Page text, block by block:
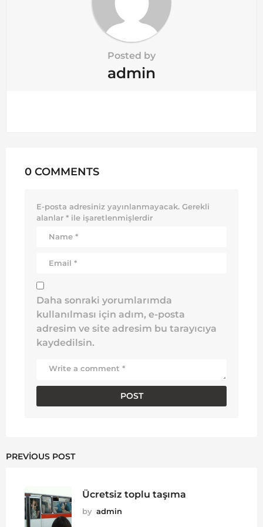
Posted by
admin
0 COMMENTS
E-posta adresiniz yayınlanmayacak. Gerekli
alanlar * ile işaretlenmişlerdir
Daha sonraki yorumlarımda
kullanılması için adım, e-posta
adresim ve site adresim bu tarayıcıya
kaydedilsin.
PREVIOUS POST
Ücretsiz toplu taşıma
by admin